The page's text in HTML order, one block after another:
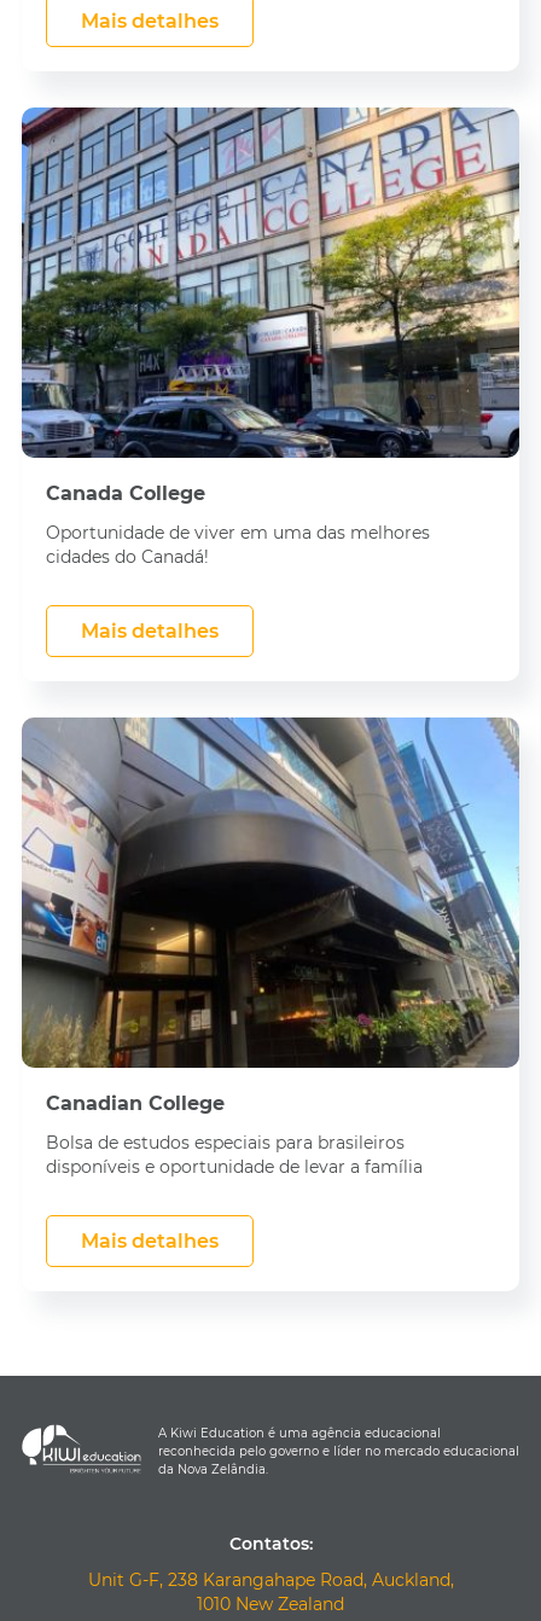
Mais detalhes
Canada College
Oportunidade de viver em uma das melhores
cidades do Canadá!
Mais detalhes
Canadian College
Bolsa de estudos especiais para brasileiros
disponíveis e oportunidade de levar a família
Mais detalhes
A Kiwi Education é uma agência educacional
reconhecida pelo governo e líder no mercado educacional
da Nova Zelândia.
Contatos:
Unit G-F, 238 Karangahape Road, Auckland,
1010 New Zealand